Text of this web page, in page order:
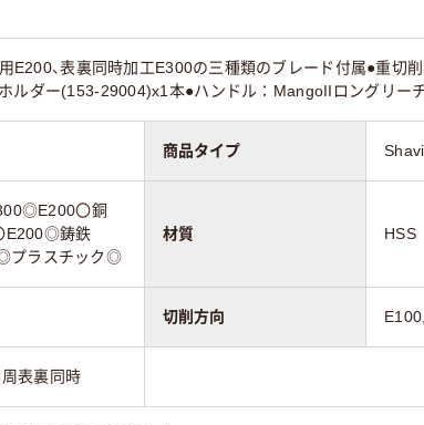
E200、表裏同時加工E300の三種類のブレード付属●重
ルダー(153-29004)x1本●ハンドル：MangoIIロングリー
商品タイプ
〇銅
E200◎鋳鉄
プラスチック◎
材質 HSS
切削方向
表裏同時